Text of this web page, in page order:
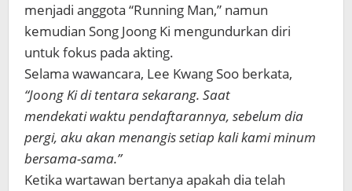
menjadi anggota “Running Man,” namun
kemudian Song Joong Ki mengundurkan diri
untuk fokus pada akting.
Selama wawancara, Lee Kwang Soo berkata,
“Joong Ki di tentara sekarang. Saat
mendekati waktu pendaftarannya, sebelum dia
pergi, aku akan menangis setiap kali kami minum
bersama-sama.”
Ketika wartawan bertanya apakah dia telah